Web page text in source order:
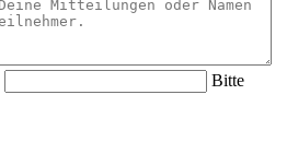
Bitte